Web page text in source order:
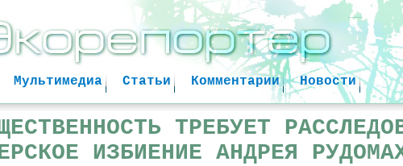
Jump to navigation
Новости
Комментарии
Статьи
Мультимедиа
ТРЕБУЕТ
ИЗБИЕНИЕ АНДРЕЯ